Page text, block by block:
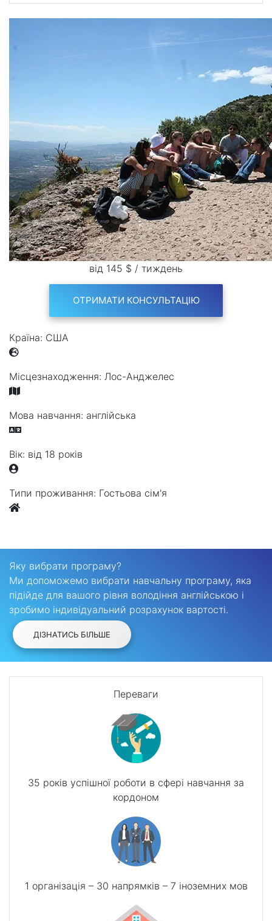
від 145 $ / тиждень
ОТРИМАТИ КОНСУЛЬТАЦІЮ
Країна: США
Місцезнаходження: Лос-Анджелес
Мова навчання: англійська
Вік: від 18 років
Типи проживання: Гостьова сім'я
Яку вибрати програму?
Ми допоможемо вибрати навчальну програму, яка
підійде для вашого рівня володіння англійською і
зробимо індивідуальний розрахунок вартості.
ДІЗНАТИСЬ БІЛЬШЕ
Переваги
35 років успішної роботи в сфері навчання за
кордоном
1 організація – 30 напрямків – 7 іноземних мов